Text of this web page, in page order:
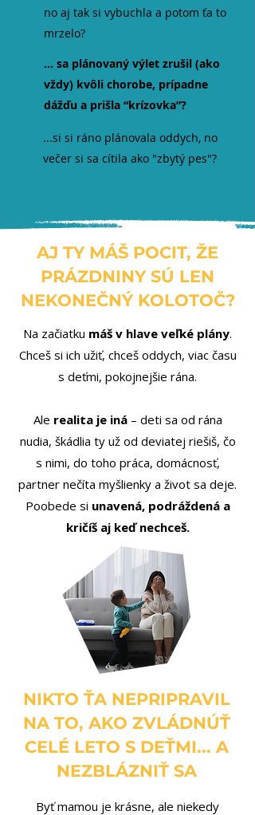
no aj tak si vybuchla a potom ťa to
mrzelo?
... sa plánovaný výlet zrušil (ako
vždy) kvôli chorobe, prípadne
dážďu a prišla “krízovka”?
...si si ráno plánovala oddych, no
večer si sa cítila ako "zbytý pes"?
AJ TY MÁŠ POCIT, ŽE
PRÁZDNINY SÚ LEN
NEKONEČNÝ KOLOTOČ?
Na začiatku máš v hlave veľké plány.
Chceš si ich užiť, chceš oddych, viac času
s deťmi, pokojnejšie rána.
Ale realita je iná– deti sa od rána
nudia, škádlia ty už od deviatej riešiš, čo
s nimi, do toho práca, domácnosť,
partner nečíta myšlienky a život sa deje.
Poobede si unavená, podráždená a
kričíš aj keď nechceš.
NIKTO ŤA NEPRIPRAVIL
NA TO, AKO ZVLÁDNÚŤ
CELÉ LETO S DEŤMI... A
NEZBLÁZNIŤ SA
Byť mamou je krásne, ale niekedy